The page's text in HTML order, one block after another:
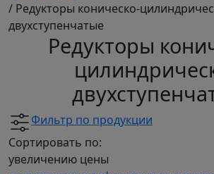
/ Редукторы коническо-
двухступенчатые
Редукторы
Фильтр по продукции
Сортировать по:
увеличению цены